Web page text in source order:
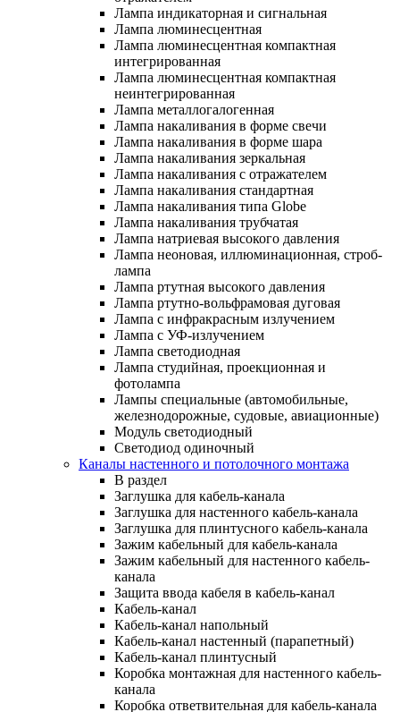
Лампа индикаторная и сигнальная
Лампа люминесцентная
Лампа люминесцентная компактная
интегрированная
Лампа люминесцентная компактная
неинтегрированная
Лампа металлогалогенная
Лампа накаливания в форме свечи
Лампа накаливания в форме шара
Лампа накаливания зеркальная
Лампа накаливания с отражателем
Лампа накаливания стандартная
Лампа накаливания типа Globe
Лампа накаливания трубчатая
Лампа натриевая высокого давления
Лампа неоновая, иллюминационная, строб-
лампа
Лампа ртутная высокого давления
Лампа ртутно-вольфрамовая дуговая
Лампа с инфракрасным излучением
Лампа с УФ-излучением
Лампа светодиодная
Лампа студийная, проекционная и
фотолампа
Лампы специальные (автомобильные,
железнодорожные, судовые, авиационные)
Модуль светодиодный
Светодиод одиночный
Каналы настенного и потолочного монтажа
В раздел
Заглушка для кабель-канала
Заглушка для настенного кабель-канала
Заглушка для плинтусного кабель-канала
Зажим кабельный для кабель-канала
Зажим кабельный для настенного кабель-
канала
Защита ввода кабеля в кабель-канал
Кабель-канал
Кабель-канал напольный
Кабель-канал настенный (парапетный)
Кабель-канал плинтусный
Коробка монтажная для настенного кабель-
канала
Коробка ответвительная для кабель-канала